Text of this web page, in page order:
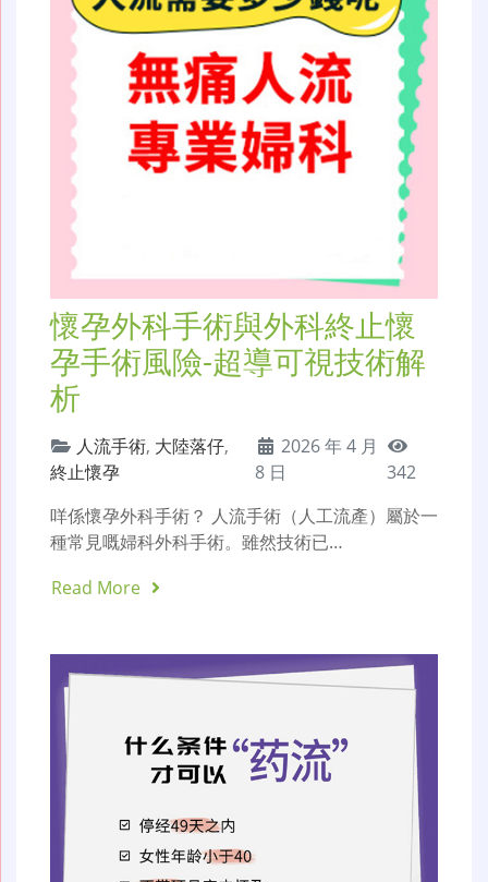
懷孕外科手術與外科終止懷
孕手術風險-超導可視技術解
析
人流手術, 大陸落仔,
終止懷孕
2026 年 4 月
8 日
342
咩係懷孕外科手術？ 人流手術（人工流產）屬於一
種常見嘅婦科外科手術。雖然技術已…
Read More